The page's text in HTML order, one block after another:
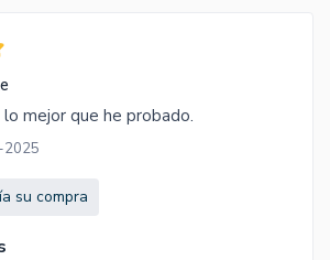
mejor que he probado.
2025
su compra